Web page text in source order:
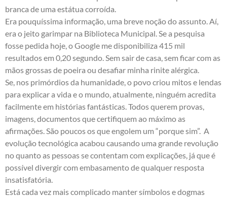
branca de uma estátua corroída.
Era pouquíssima informação, uma breve noção do assunto. Aí,
era o jeito garimpar na Biblioteca Municipal. Se a pesquisa
fosse pedida hoje, o Google me disponibiliza 415 mil
resultados em 0,20 segundo. Sem sair de casa, sem ficar com as
mãos grossas de poeira ou desafiar minha rinite alérgica.
Se, nos primórdios da humanidade, o povo criou mitos e lendas
para explicar a vida e o mundo, atualmente, ninguém acredita
facilmente em histórias fantásticas. Todos querem provas,
imagens, documentos que certifiquem ao máximo as
afirmações. São poucos os que engolem um “porque sim”. A
evolução tecnológica acabou causando uma grande revolução
no quanto as pessoas se contentam com explicações, já que é
possível divergir com embasamento de qualquer resposta
insatisfatória.
Está cada vez mais complicado manter símbolos e dogmas